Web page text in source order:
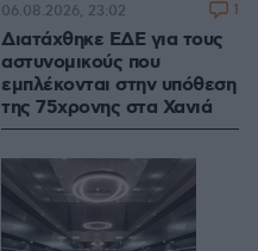
Διατάχθηκε ΕΔΕ για τους
αστυνομικούς που
εμπλέκονται στην υπόθεση
της 75χρονης στα Χανιά
06.08.2026, 23:02 1